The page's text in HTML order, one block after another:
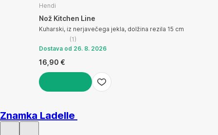
Hendi
Nož Kitchen Line
Kuharski, iz nerjavečega jekla, dolžina rezila 15 cm
(1 )
Dostava od 26. 8. 2026
16,90 €
Znamka Ladelle